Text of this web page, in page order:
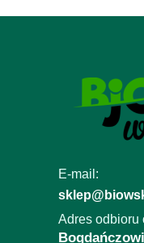
E-mail:
Adres odbioru